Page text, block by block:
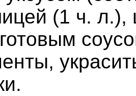
(1 ч.